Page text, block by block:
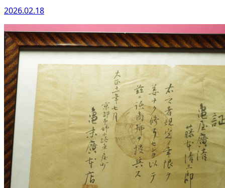
2026.02.18